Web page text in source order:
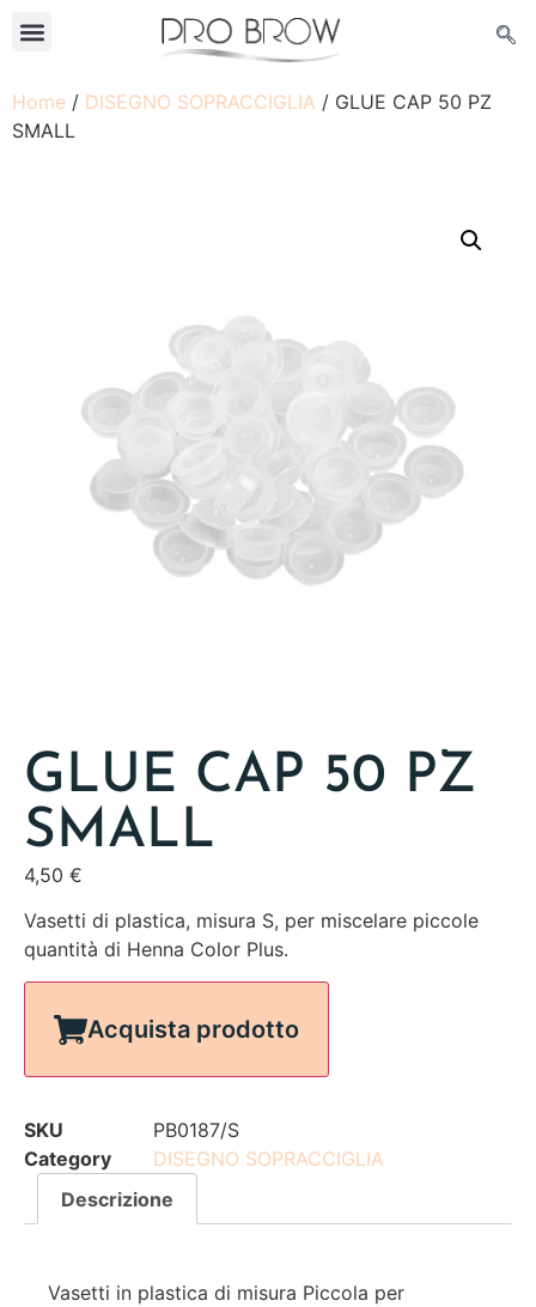
Home / DISEGNO SOPRACCIGLIA / GLUE CAP 50 PZ
SMALL
GLUE CAP 50 PZ
SMALL
4,50 €
Vasetti di plastica, misura S, per miscelare piccole
quantità di Henna Color Plus.
Acquista prodotto
SKU
PB0187/S
Category
DISEGNO SOPRACCIGLIA
Descrizione
Vasetti in plastica di misura Piccola per